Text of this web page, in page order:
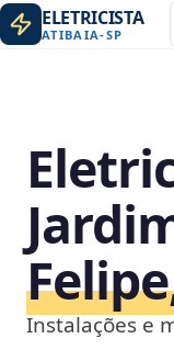
ELETRICISTA
ATIBAIA-SP
Instalações e